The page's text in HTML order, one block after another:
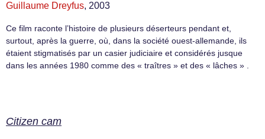
Guillaume Dreyfus, 2003
Ce film raconte l’histoire de plusieurs déserteurs pendant et,
surtout, après la guerre, où, dans la société ouest-allemande, ils
étaient stigmatisés par un casier judiciaire et considérés jusque
dans les années 1980 comme des « traîtres » et des « lâches » .
Citizen cam